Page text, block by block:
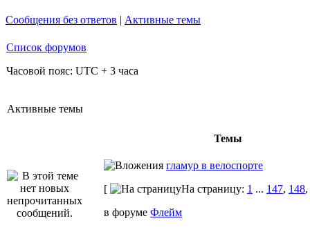
Сообщения без ответов | Активные темы
Список форумов
Часовой пояс: UTC + 3 часа
Активные темы
Темы
гламур в велоспорте
[
На страницу: 1 ... 147, 148,
в форуме Флейм